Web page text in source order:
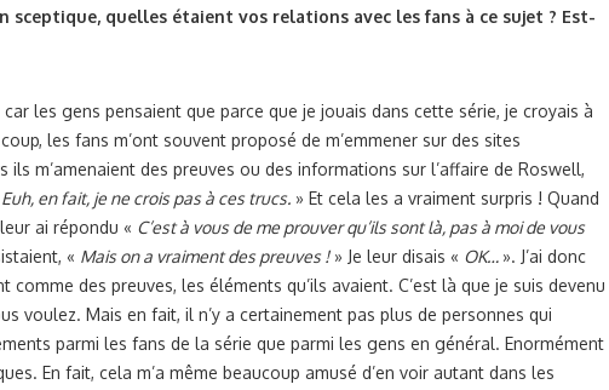
sceptique, quelles étaient vos relations avec les fans à ce sujet ? Est-
les gens pensaient que parce que je jouais dans cette série, je croyais à
les fans m’ont souvent proposé de m’emmener sur des sites
ils m’amenaient des preuves ou des informations sur l’affaire de Roswell,
Euh, en fait, je ne crois pas à ces trucs. » Et cela les a vraiment surpris ! Quand
ai répondu « C’est à vous de me prouver qu’ils sont là, pas à moi de vous
« Mais on a vraiment des preuves !» Je leur disais « OK… ». J’ai donc
comme des preuves, les éléments qu’ils avaient. C’est là que je suis devenu
voulez. Mais en fait, il n’y a certainement pas plus de personnes qui
parmi les fans de la série que parmi les gens en général. Enormément
En fait, cela m’a même beaucoup amusé d’en voir autant dans les